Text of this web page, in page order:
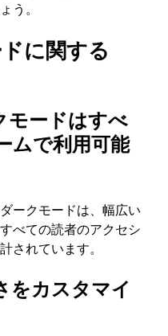
う。
に関する
モードはすべ
ムで利用可能
ークモードは、幅広い
べての読者のアクセシ
されています。
をカスタマイ